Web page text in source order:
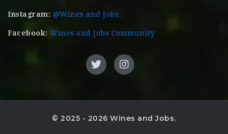
Instagram: @Wines and Jobs
Facebook: Wines and Jobs Community
© 2025 - 2026 Wines and Jobs.